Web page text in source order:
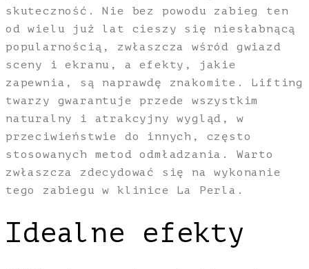
skuteczność. Nie bez powodu zabieg ten
od wielu już lat cieszy się niesłabnącą
popularnością, zwłaszcza wśród gwiazd
sceny i ekranu, a efekty, jakie
zapewnia, są naprawdę znakomite. Lifting
twarzy gwarantuje przede wszystkim
naturalny i atrakcyjny wygląd, w
przeciwieństwie do innych, często
stosowanych metod odmładzania. Warto
zwłaszcza zdecydować się na wykonanie
tego zabiegu w klinice La Perla.
Idealne efekty